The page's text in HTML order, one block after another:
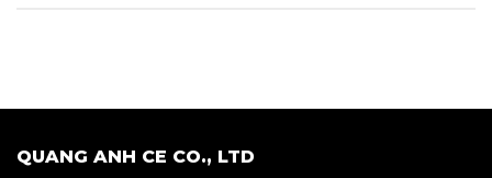
QUANG ANH CE CO., LTD